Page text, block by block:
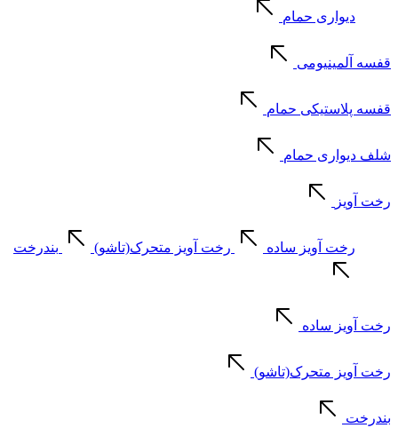
دیواری حمام
قفسه آلمینیومی
قفسه پلاستیکی حمام
شلف دیواری حمام
رخت آویز
رخت آویز ساده رخت آویز متحرک(تاشو) بندرخت
رخت آویز ساده
رخت آویز متحرک(تاشو)
بندرخت